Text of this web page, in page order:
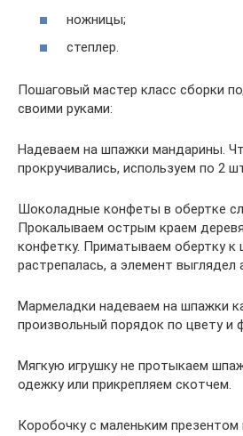
ножницы;
степлер.
Пошаговый мастер класс сборки
своими руками:
Надеваем на шпажки мандарины.
прокручивались, используем по 2
Шоколадные конфеты в обертке
Прокалываем острым краем
конфетку. Приматываем обертку к
растрепалась, а элемент выглядел
Мармеладки надеваем на шпажки
произвольный порядок по цвету и
Мягкую игрушку не протыкаем
одежку или прикрепляем скотчем.
Коробочку с маленьким презентом